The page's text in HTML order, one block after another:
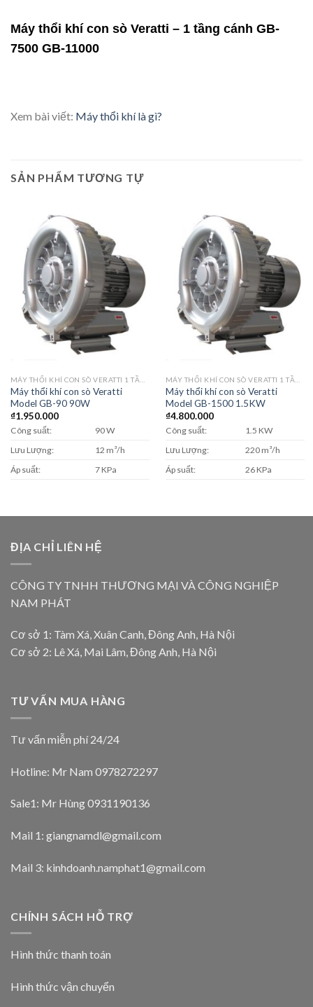
Máy thổi khí con sò Veratti – 1 tầng cánh GB-
7500 GB-11000
Xem bài viết: Máy thổi khí là gì?
SẢN PHẨM TƯƠNG TỰ
Máy thổi khí con sò Veratti
Model GB-90 90W
₫1.950.000
Công suất:
90 W
Lưu Lượng:
12 m³/h
Áp suất:
7 KPa
Máy thổi khí con sò Veratti
Model GB-1500 1.5KW
₫4.800.000
Công suất:
1.5 KW
Lưu Lượng:
220 m³/h
Áp suất:
26 KPa
ĐỊA CHỈ LIÊN HỆ
CÔNG TY TNHH THƯƠNG MẠI VÀ CÔNG NGHIỆP
NAM PHÁT
Cơ sở 1: Tàm Xá, Xuân Canh, Đông Anh, Hà Nội
Cơ sở 2: Lê Xá, Mai Lâm, Đông Anh, Hà Nội
TƯ VẤN MUA HÀNG
Tư vấn miễn phí 24/24
Hotline: Mr Nam 0978272297
Sale1: Mr Hùng 0931190136
Mail 1: giangnamdl@gmail.com
Mail 3: kinhdoanh.namphat1@gmail.com
CHÍNH SÁCH HỖ TRỢ
Hình thức thanh toán
Hình thức vận chuyển